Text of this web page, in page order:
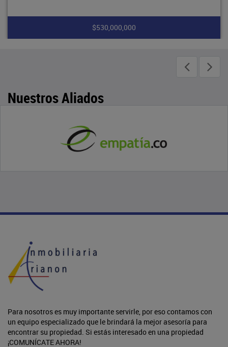
$530,000,000
Nuestros Aliados
Para nosotros es muy importante servirle, por eso contamos con
un equipo especializado que le brindará la mejor asesoría para
encontrar su propiedad. Si estás interesado en una propiedad
¡COMUNÍCATE AHORA!